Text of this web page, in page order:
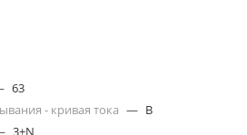
63
- кривая тока — B
3+N